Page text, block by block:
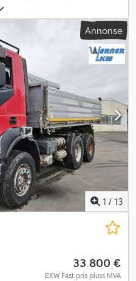
bakløfter,
Annonse
1 / 13
33 800 €
EXW Fast pris pluss MVA